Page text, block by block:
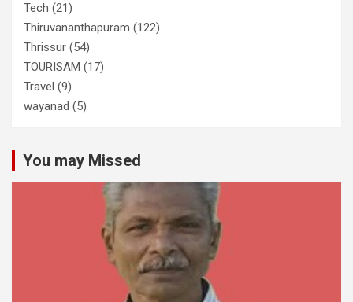
Tech (21)
Thiruvananthapuram (122)
Thrissur (54)
TOURISAM (17)
Travel (9)
wayanad (5)
You may Missed